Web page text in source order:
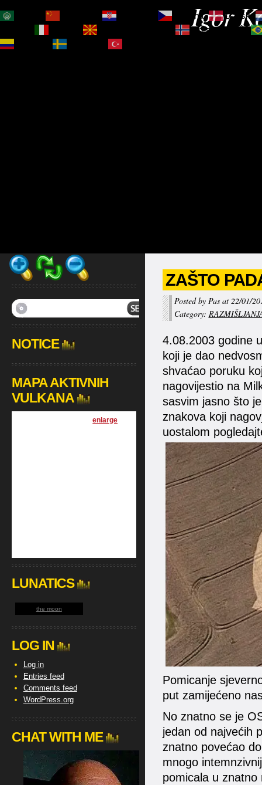
Igor
ZAŠTO
Posted by Pas at 22/01/
Category:
4.08.2003 godine
koji je dao
shvaćao poruku
nagovijestio na
sasvim jasno što
znakova koji
uostalom
Pomicanje
put zamijećeno
No znatno se je
jedan od najvećih
znatno povećao
mnogo
pomicala u
NOTICE
MAPA AKTIVNIH
VULKANA
[enlarge
LUNATICS
the moon
LOG IN
Log in
Entries feed
Comments feed
WordPress.org
CHAT WITH ME
Čeština‎
Dansk
Norsk bokmål